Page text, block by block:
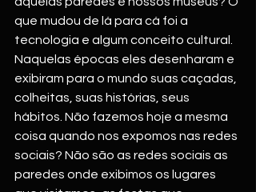
que mudou de lá para cá foi a
tecnologia e algum conceito cultural.
Naquelas épocas eles desenharam e
exibiram para o mundo suas caçadas,
colheitas, suas histórias, seus
hábitos. Não fazemos hoje a mesma
coisa quando nos expomos nas redes
sociais? Não são as redes sociais as
paredes onde exibimos os lugares